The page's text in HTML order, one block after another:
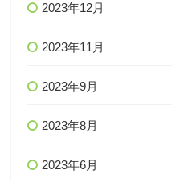
2023年12月
2023年11月
2023年9月
2023年8月
2023年6月